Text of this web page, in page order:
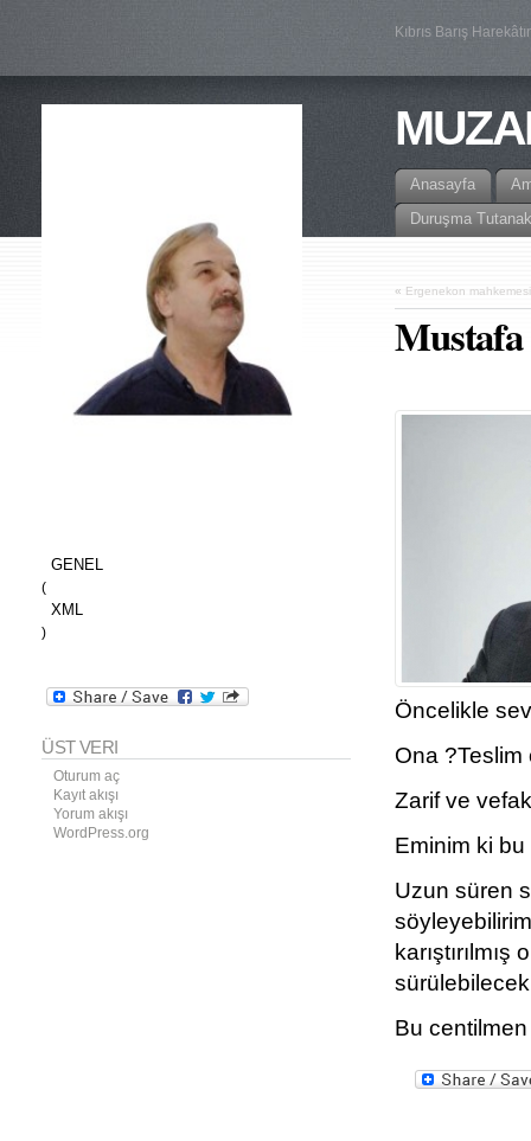
Kıbrıs Barış
Anasayfa
Duruşma
« Ergenekon
Mustafa
Öncelikle
Ona
Zarif ve
Eminim ki bu
Uzun süren
Bu
GENEL
(
XML
)
ÜST VERI
Oturum aç
Kayıt akışı
Yorum akışı
WordPress.org